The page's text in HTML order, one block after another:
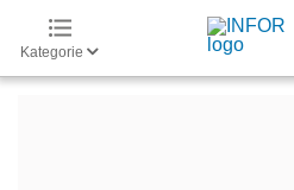
Kategorie